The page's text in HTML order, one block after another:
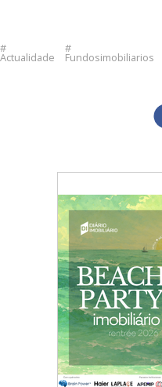
Actualidade Fundosimobiliarios